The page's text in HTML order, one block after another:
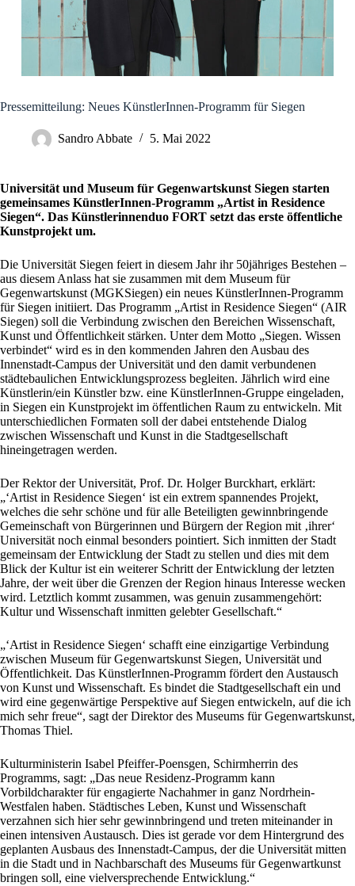
Pressemitteilung: Neues KünstlerInnen-Programm für Siegen
Sandro Abbate 5. Mai 2022
Universität und Museum für Gegenwartskunst Siegen starten
gemeinsames KünstlerInnen-Programm „Artist in Residence
Siegen“. Das Künstlerinnenduo FORT setzt das erste öffentliche
Kunstprojekt um.
Die Universität Siegen feiert in diesem Jahr ihr 50jähriges Bestehen –
aus diesem Anlass hat sie zusammen mit dem Museum für
Gegenwartskunst (MGKSiegen) ein neues KünstlerInnen-Programm
für Siegen initiiert. Das Programm „Artist in Residence Siegen“ (AIR
Siegen) soll die Verbindung zwischen den Bereichen Wissenschaft,
Kunst und Öffentlichkeit stärken. Unter dem Motto „Siegen. Wissen
verbindet“ wird es in den kommenden Jahren den Ausbau des
Innenstadt-Campus der Universität und den damit verbundenen
städtebaulichen Entwicklungsprozess begleiten. Jährlich wird eine
Künstlerin/ein Künstler bzw. eine KünstlerInnen-Gruppe eingeladen,
in Siegen ein Kunstprojekt im öffentlichen Raum zu entwickeln. Mit
unterschiedlichen Formaten soll der dabei entstehende Dialog
zwischen Wissenschaft und Kunst in die Stadtgesellschaft
hineingetragen werden.
Der Rektor der Universität, Prof. Dr. Holger Burckhart, erklärt:
„‘Artist in Residence Siegen‘ ist ein extrem spannendes Projekt,
welches die sehr schöne und für alle Beteiligten gewinnbringende
Gemeinschaft von Bürgerinnen und Bürgern der Region mit ‚ihrer‘
Universität noch einmal besonders pointiert. Sich inmitten der Stadt
gemeinsam der Entwicklung der Stadt zu stellen und dies mit dem
Blick der Kultur ist ein weiterer Schritt der Entwicklung der letzten
Jahre, der weit über die Grenzen der Region hinaus Interesse wecken
wird. Letztlich kommt zusammen, was genuin zusammengehört:
Kultur und Wissenschaft inmitten gelebter Gesellschaft.“
„‘Artist in Residence Siegen‘ schafft eine einzigartige Verbindung
zwischen Museum für Gegenwartskunst Siegen, Universität und
Öffentlichkeit. Das KünstlerInnen-Programm fördert den Austausch
von Kunst und Wissenschaft. Es bindet die Stadtgesellschaft ein und
wird eine gegenwärtige Perspektive auf Siegen entwickeln, auf die ich
mich sehr freue“, sagt der Direktor des Museums für Gegenwartskunst,
Thomas Thiel.
Kulturministerin Isabel Pfeiffer-Poensgen, Schirmherrin des
Programms, sagt: „Das neue Residenz-Programm kann
Vorbildcharakter für engagierte Nachahmer in ganz Nordrhein-
Westfalen haben. Städtisches Leben, Kunst und Wissenschaft
verzahnen sich hier sehr gewinnbringend und treten miteinander in
einen intensiven Austausch. Dies ist gerade vor dem Hintergrund des
geplanten Ausbaus des Innenstadt-Campus, der die Universität mitten
in die Stadt und in Nachbarschaft des Museums für Gegenwartkunst
bringen soll, eine vielversprechende Entwicklung.“